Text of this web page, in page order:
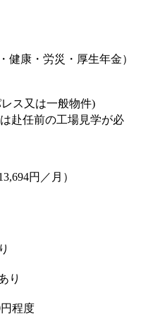
健康・労災・厚生年金）
ス又は一般物件)
赴任前の工場見学が必
円／月）
り
程度